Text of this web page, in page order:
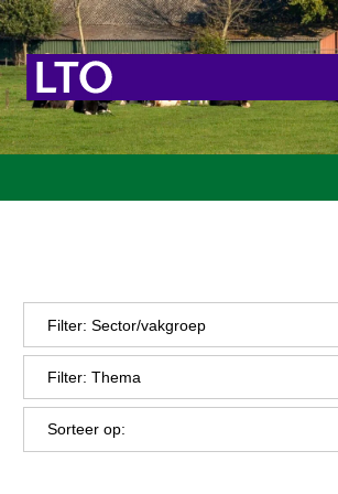
Goed eten
Mooi groen
Sterk ondernemerschap
Transitiepaden